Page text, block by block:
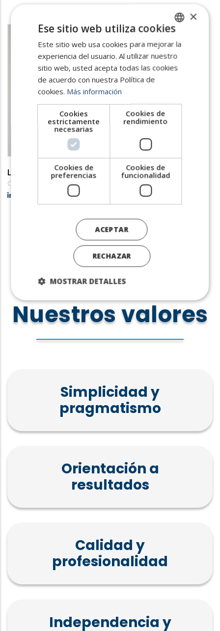
Lucas Miranda
Consultor de Talento
Nuestros valores
Simplicidad y
pragmatismo
Orientación a
resultados
Calidad y
profesionalidad
Independencia y
SPANISH
ENGLISH
×
Ese sitio web utiliza cookies
Este sitio web usa cookies para mejorar la
experiencia del usuario. Al utilizar nuestro
sitio web, usted acepta todas las cookies
de acuerdo con nuestra Política de
cookies. Más información
Cookies
estrictamente
necesarias
Cookies de
rendimiento
Cookies de
preferencias
Cookies de
funcionalidad
ACEPTAR
RECHAZAR
MOSTRAR DETALLES